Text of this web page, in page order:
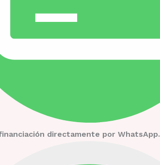
directamente por WhatsApp.